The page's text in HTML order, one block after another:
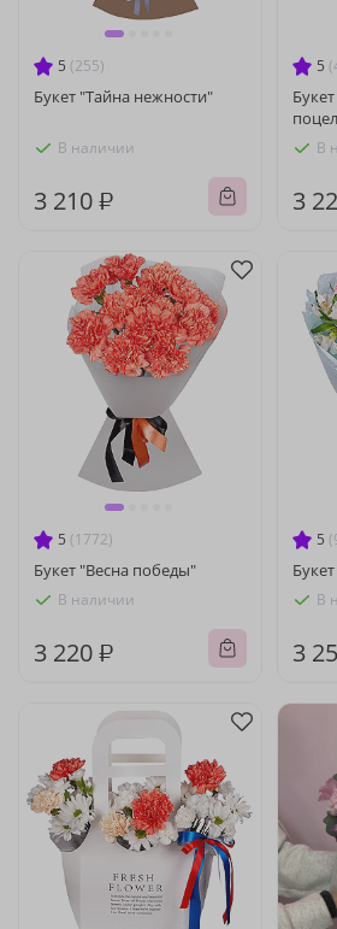
5 (255)
Букет "Тайна нежности"
В наличии
3 210 ₽
5
В
3
5 (1772)
Букет "Весна победы"
В наличии
3 220 ₽
5
В
3